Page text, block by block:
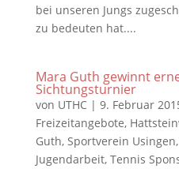
bei unseren Jungs
zu bedeuten hat....
Mara Guth gewinnt
Sichtungsturnier
von UTHC| 9. Februar
Freizeitangebote,
Guth, Sportverein Usingen,
Jugendarbeit, Tennis